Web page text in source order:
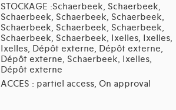
STOCKAGE :Schaerbeek, Schaerbeek,
Schaerbeek, Schaerbeek, Schaerbeek,
Schaerbeek, Schaerbeek, Schaerbeek,
Schaerbeek, Schaerbeek, Ixelles, Ixelles,
Ixelles, Dépôt externe, Dépôt externe,
Dépôt externe, Schaerbeek, Ixelles,
Dépôt externe
ACCES : partiel access, On approval